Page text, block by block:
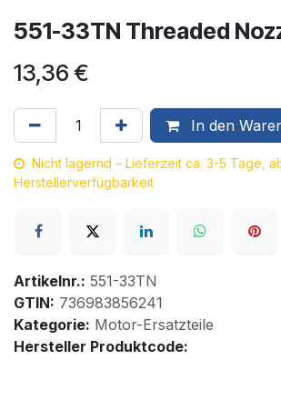
551-33TN Threaded
13,36 €
In den
Nicht lagernd – Lieferzeit ca. 3-5 Tage,
Herstellerverfügbarkeit
Artikelnr.: 551-33TN
GTIN: 736983856241
Kategorie: Motor-Ersatzteile
Hersteller Produktcode: